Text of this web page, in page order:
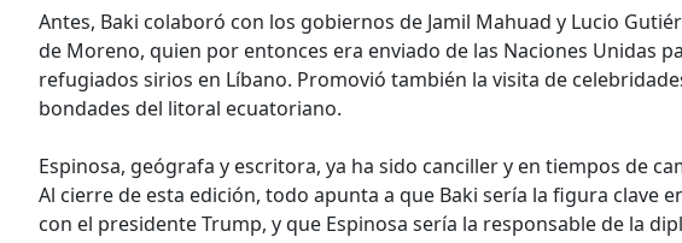
Antes, Baki colaboró con los gobiernos de Jamil Mahuad y Lucio
de Moreno, quien por entonces era enviado de las Naciones Unidas
refugiados sirios en Líbano. Promovió también la visita de
bondades del litoral ecuatoriano.
Espinosa, geógrafa y escritora, ya ha sido canciller y en tiempos de
Al cierre de esta edición, todo apunta a que Baki sería la figura clave
con el presidente Trump, y que Espinosa sería la responsable de la